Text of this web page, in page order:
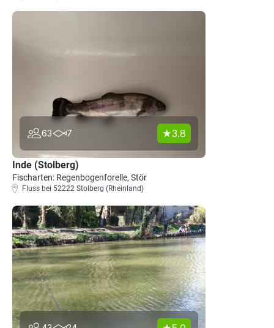
63 7 3.8
Inde (Stolberg)
Fischarten: Regenbogenforelle, Stör
Fluss bei 52222 Stolberg (Rheinland)